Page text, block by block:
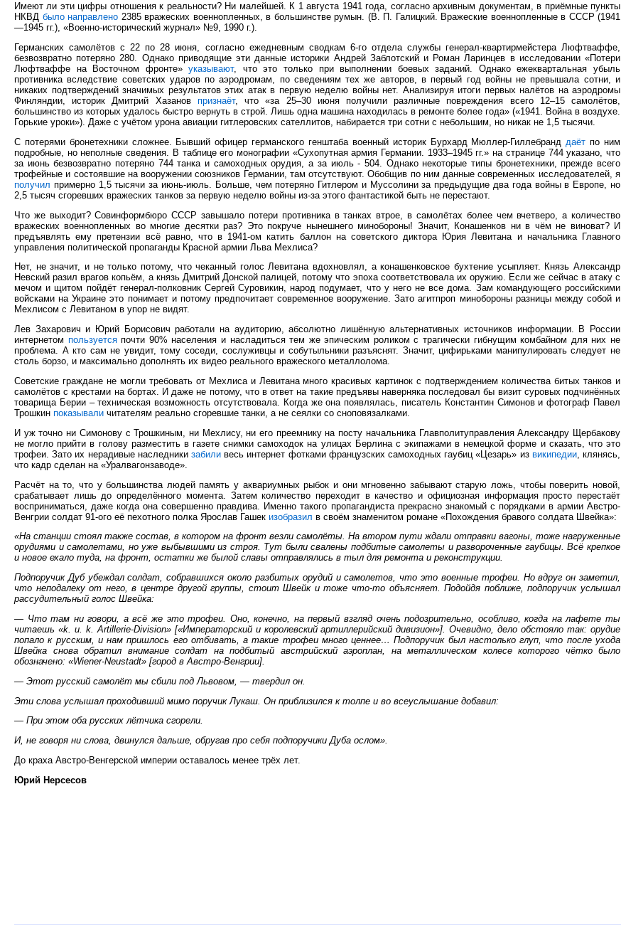
Имеют ли эти цифры отношения к реальности? Ни малейшей. К 1 августа 1941 года, согласно архивным документам, в приёмные пункты
НКВД было направлено 2385 вражеских военнопленных, в большинстве румын. (В. П. Галицкий. Вражеские военнопленные в СССР (1941
—1945 гг.), «Военно-исторический журнал» №9, 1990 г.).
Германских самолётов с 22 по 28 июня, согласно ежедневным сводкам 6-го отдела службы генерал-квартирмейстера Люфтваффе,
безвозвратно потеряно 280. Однако приводящие эти данные историки Андрей Заблотский и Роман Ларинцев в исследовании «Потери
Люфтваффе на Восточном фронте»указывают, что это только при выполнении боевых заданий. Однако ежеквартальная убыль
противника вследствие советских ударов по аэродромам, по сведениям тех же авторов, в первый год войны не превышала сотни, и
никаких подтверждений значимых результатов этих атак в первую неделю войны нет. Анализируя итоги первых налётов на аэродромы
Финляндии, историк Дмитрий Хазанов признаёт, что «за 25–30 июня получили различные повреждения всего 12–15 самолётов,
большинство из которых удалось быстро вернуть в строй. Лишь одна машина находилась в ремонте более года» («1941. Война в воздухе.
Горькие уроки»). Даже с учётом урона авиации гитлеровских сателлитов, набирается три сотни с небольшим, но никак не 1,5 тысячи.
С потерями бронетехники сложнее. Бывший офицер германского генштаба военный историк Бурхард Мюллер-Гиллебранд даёт по ним
подробные, но неполные сведения. В таблице его монографии «Сухопутная армия Германии. 1933–1945 гг.» на странице 744 указано, что
за июнь безвозвратно потеряно 744 танка и самоходных орудия, а за июль - 504. Однако некоторые типы бронетехники, прежде всего
трофейные и состоявшие на вооружении союзников Германии, там отсутствуют. Обобщив по ним данные современных исследователей, я
получил примерно 1,5 тысячи за июнь-июль. Больше, чем потеряно Гитлером и Муссолини за предыдущие два года войны в Европе, но
2,5 тысяч сгоревших вражеских танков за первую неделю войны из-за этого фантастикой быть не перестают.
Что же выходит? Совинформбюро СССР завышало потери противника в танках втрое, в самолётах более чем вчетверо, а количество
вражеских военнопленных во многие десятки раз? Это покруче нынешнего минобороны! Значит, Конашенков ни в чём не виноват? И
предъявлять ему претензии всё равно, что в 1941-ом катить баллон на советского диктора Юрия Левитана и начальника Главного
управления политической пропаганды Красной армии Льва Мехлиса?
Нет, не значит, и не только потому, что чеканный голос Левитана вдохновлял, а конашенковское бухтение усыпляет. Князь Александр
Невский разил врагов копьём, а князь Дмитрий Донской палицей, потому что эпоха соответствовала их оружию. Если же сейчас в атаку с
мечом и щитом пойдёт генерал-полковник Сергей Суровикин, народ подумает, что у него не все дома. Зам командующего российскими
войсками на Украине это понимает и потому предпочитает современное вооружение. Зато агитпроп минобороны разницы между собой и
Мехлисом с Левитаном в упор не видят.
Лев Захарович и Юрий Борисович работали на аудиторию, абсолютно лишённую альтернативных источников информации. В России
интернетом пользуетсяпочти 90% населения и насладиться тем же эпическим роликом с трагически гибнущим комбайном для них не
проблема. А кто сам не увидит, тому соседи, сослуживцы и собутыльники разъяснят. Значит, цифирьками манипулировать следует не
столь борзо, и максимально дополнять их видео реального вражеского металлолома.
Советские граждане не могли требовать от Мехлиса и Левитана много красивых картинок с подтверждением количества битых танков и
самолётов с крестами на бортах. И даже не потому, что в ответ на такие предъявы наверняка последовал бы визит суровых подчинённых
товарища Берии – техническая возможность отсутствовала. Когда же она появлялась, писатель Константин Симонов и фотограф Павел
Трошкин показывали читателям реально сгоревшие танки, а не сеялки со сноповязалками.
И уж точно ни Симонову с Трошкиным, ни Мехлису, ни его преемнику на посту начальника Главполитуправления Александру Щербакову
не могло прийти в голову разместить в газете снимки самоходок на улицах Берлина с экипажами в немецкой форме и сказать, что это
трофеи. Зато их нерадивые наследники забили весь интернет фотками французских самоходных гаубиц «Цезарь» из википедии, клянясь,
что кадр сделан на «Уралвагонзаводе».
Расчёт на то, что у большинства людей память у аквариумных рыбок и они мгновенно забывают старую ложь, чтобы поверить новой,
срабатывает лишь до определённого момента. Затем количество переходит в качество и официозная информация просто перестаёт
восприниматься, даже когда она совершенно правдива. Именно такого пропагандиста прекрасно знакомый с порядками в армии Австро-
Венгрии солдат 91-ого её пехотного полка Ярослав Гашек изобразил в своём знаменитом романе «Похождения бравого солдата Швейка»:
«На станции стоял также состав, в котором на фронт везли самолёты. На втором пути ждали отправки вагоны, тоже нагруженные
орудиями и самолетами, но уже выбывшими из строя. Тут были свалены подбитые самолеты и развороченные гаубицы. Всё крепкое
и новое ехало туда, на фронт, остатки же былой славы отправлялись в тыл для ремонта и реконструкции.
Подпоручик Дуб убеждал солдат, собравшихся около разбитых орудий и самолетов, что это военные трофеи. Но вдруг он заметил,
что неподалеку от него, в центре другой группы, стоит Швейк и тоже что-то объясняет. Подойдя поближе, подпоручик услышал
рассудительный голос Швейка:
— Что там ни говори, а всё же это трофеи. Оно, конечно, на первый взгляд очень подозрительно, особливо, когда на лафете ты
читаешь «k. u. k. Artillerie-Division» [«Императорский и королевский артиллерийский дивизион»]. Очевидно, дело обстояло так: орудие
попало к русским, и нам пришлось его отбивать, а такие трофеи много ценнее… Подпоручик был настолько глуп, что после ухода
Швейка снова обратил внимание солдат на подбитый австрийский аэроплан, на металлическом колесе которого чётко было
обозначено: «Wiener-Neustadt» [город в Австро-Венгрии].
— Этот русский самолёт мы сбили под Львовом, — твердил он.
Эти слова услышал проходивший мимо поручик Лукаш. Он приблизился к толпе и во всеуслышание добавил:
— При этом оба русских лётчика сгорели.
И, не говоря ни слова, двинулся дальше, обругав про себя подпоручики Дуба ослом».
До краха Австро-Венгерской империи оставалось менее трёх лет.
Юрий Нерсесов